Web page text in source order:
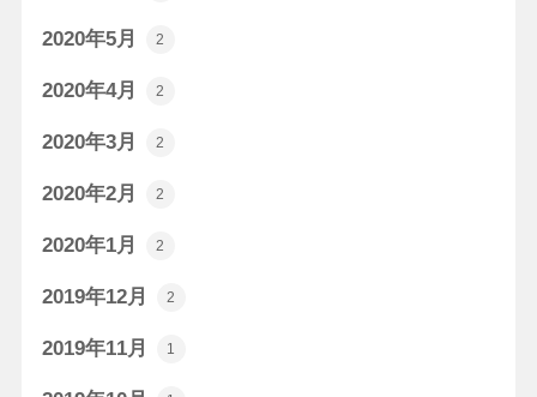
2020年5月 2
2020年4月 2
2020年3月 2
2020年2月 2
2020年1月 2
2019年12月 2
2019年11月 1